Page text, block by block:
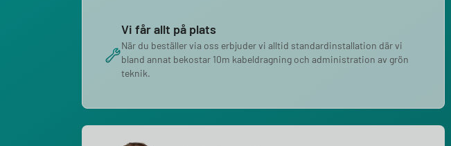
Vi får allt på plats
När du beställer via oss erbjuder vi alltid standardinstallation där vi
bland annat bekostar 10m kabeldragning och administration av grön
teknik.